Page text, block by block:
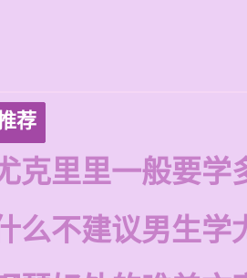
荐
克里里一般要学
么不建议男生学